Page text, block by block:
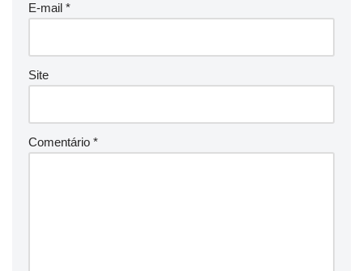
E-mail *
Site
Comentário *